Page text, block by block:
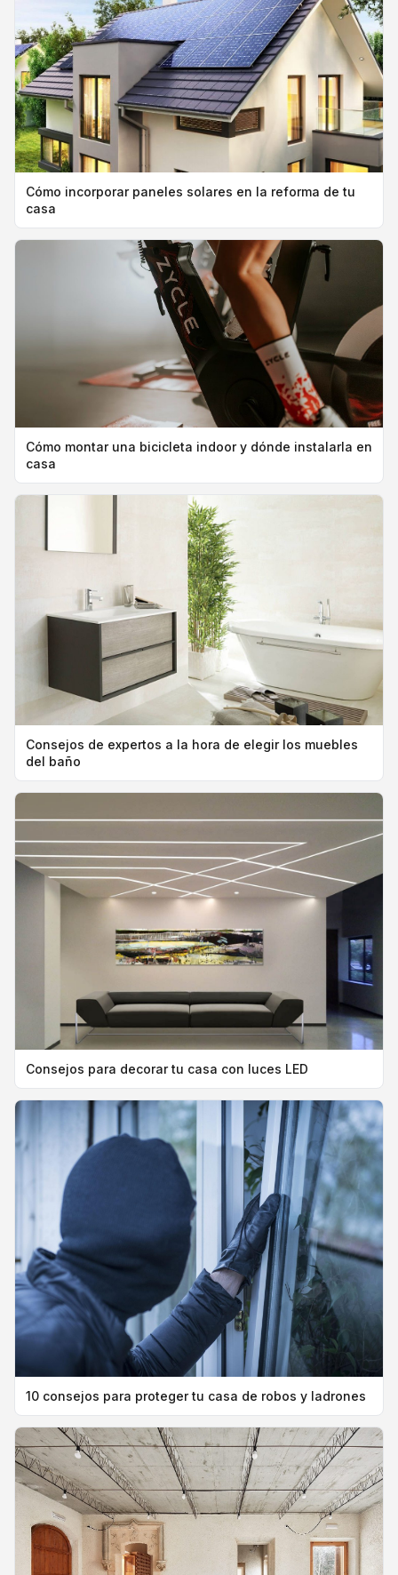
Cómo incorporar paneles solares en la reforma de tu
casa
Cómo montar una bicicleta indoor y dónde instalarla en
casa
Consejos de expertos a la hora de elegir los muebles
del baño
Consejos para decorar tu casa con luces LED
10 consejos para proteger tu casa de robos y ladrones